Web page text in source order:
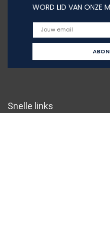
WORD LID VAN ONZE
Snelle links